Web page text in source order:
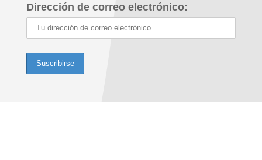
Dirección de correo electrónico: